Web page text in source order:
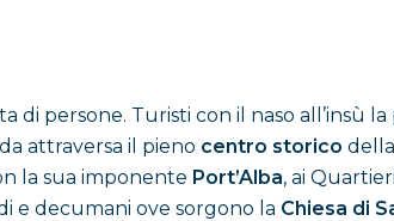
di persone. Turisti con il naso
attraversa il pieno centro storico
la sua imponente Port’Alba, ai
e decumani ove sorgono la Chiesa di